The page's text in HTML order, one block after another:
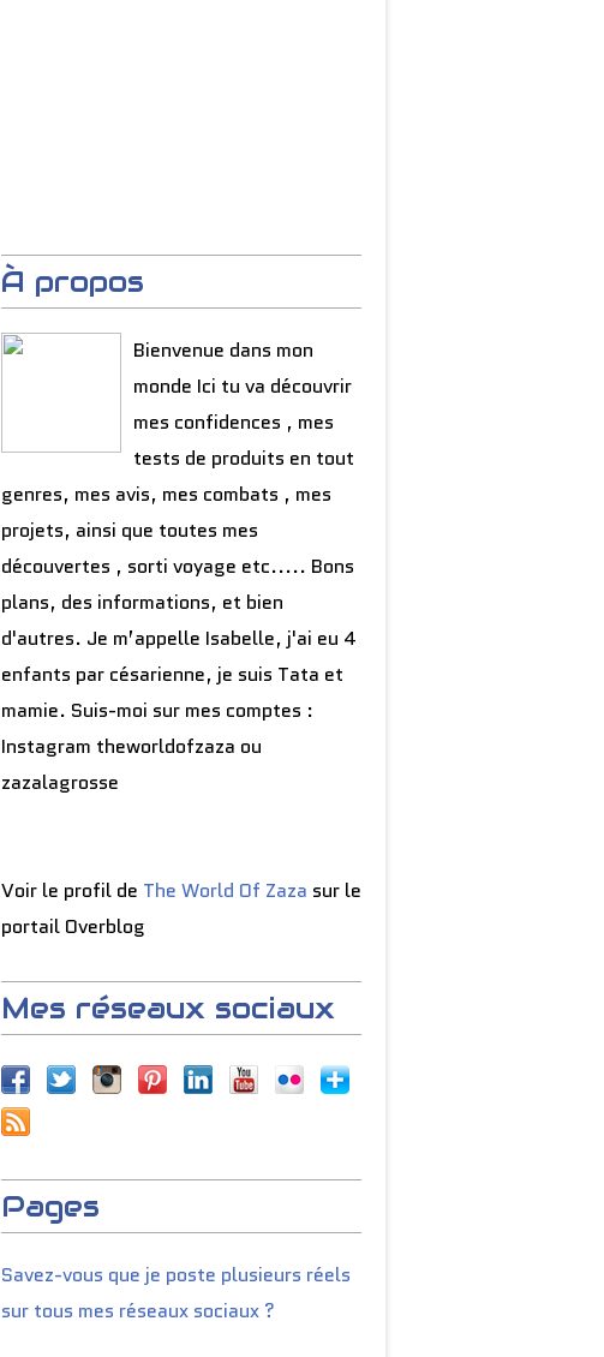
À propos
Bienvenue dans mon
monde Ici tu va découvrir
mes confidences , mes
tests de produits en tout
genres, mes avis, mes combats , mes
projets, ainsi que toutes mes
découvertes , sorti voyage etc..... Bons
plans, des informations, et bien
d'autres. Je m’appelle Isabelle, j'ai eu 4
enfants par césarienne, je suis Tata et
mamie. Suis-moi sur mes comptes :
Instagram theworldofzaza ou
zazalagrosse
Voir le profil de The World Of Zaza sur le
portail Overblog
Mes réseaux sociaux
Pages
Savez-vous que je poste plusieurs réels
sur tous mes réseaux sociaux ?